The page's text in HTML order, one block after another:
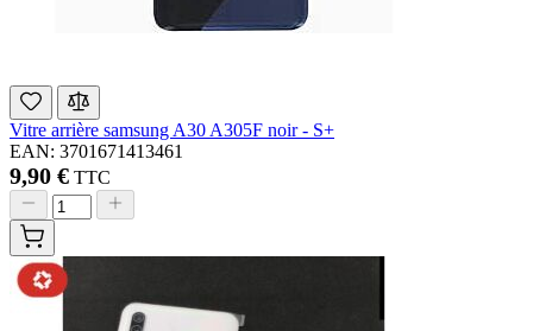
Vitre arrière samsung A30 A305F noir - S+
EAN: 3701671413461
9,90 € TTC